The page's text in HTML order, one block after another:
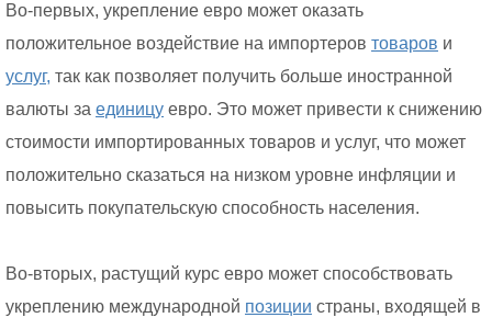
Во-первых, укрепление евро может оказать
положительное воздействие на импортеров товаров и
услуг, так как позволяет получить больше иностранной
валюты за единицу евро. Это может привести к снижению
стоимости импортированных товаров и услуг, что может
положительно сказаться на низком уровне инфляции и
повысить покупательскую способность населения.
Во-вторых, растущий курс евро может способствовать
укреплению международной позиции страны, входящей в